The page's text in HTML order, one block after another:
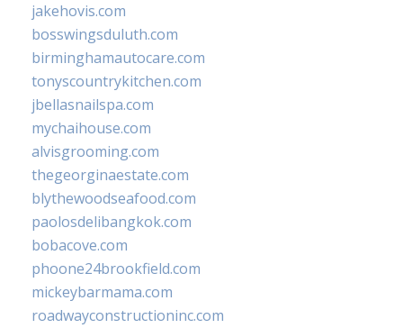
jakehovis.com
bosswingsduluth.com
birminghamautocare.com
tonyscountrykitchen.com
jbellasnailspa.com
mychaihouse.com
alvisgrooming.com
thegeorginaestate.com
blythewoodseafood.com
paolosdelibangkok.com
bobacove.com
phoone24brookfield.com
mickeybarmama.com
roadwayconstructioninc.com